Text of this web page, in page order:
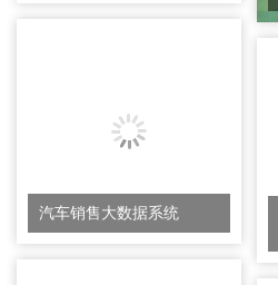
汽车销售大数据系统